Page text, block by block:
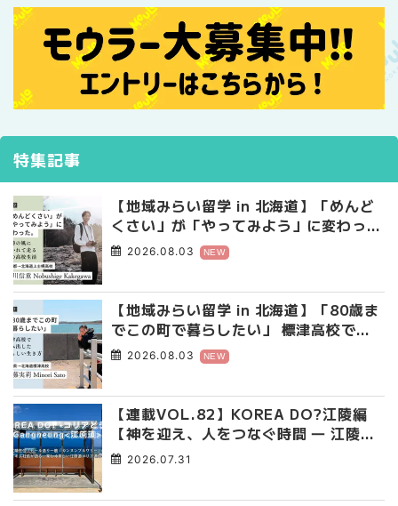
特集記事
【地域みらい留学 in 北海道】「めんど
くさい」が「やってみよう」に変わっ
た。 十勝の風に吹かれて走る、僕の泥
臭くて自由な高校生活
2026.08.03 NEW
【地域みらい留学 in 北海道】「80歳ま
でこの町で暮らしたい」 標津高校で踏
み出した、私らしい生き方
2026.08.03 NEW
【連載VOL.82】KOREA DO?江陵編
【神を迎え、人をつなぐ時間 ― 江陵端
午祭 】
2026.07.31